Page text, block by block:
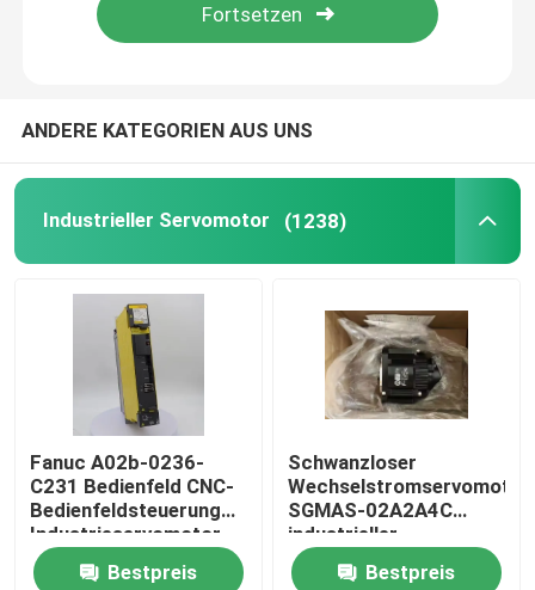
ANDERE KATEGORIEN AUS UNS
Industrieller Servomotor (1238)
Fanuc A02b-0236-
C231 Bedienfeld CNC-
Bedienfeldsteuerung
Industrieservomotor
Bestpreis
Schwanzloser
Wechselstromservomotor
SGMAS-02A2A4C
industrieller
Servomotor200w 200V
Bestpreis